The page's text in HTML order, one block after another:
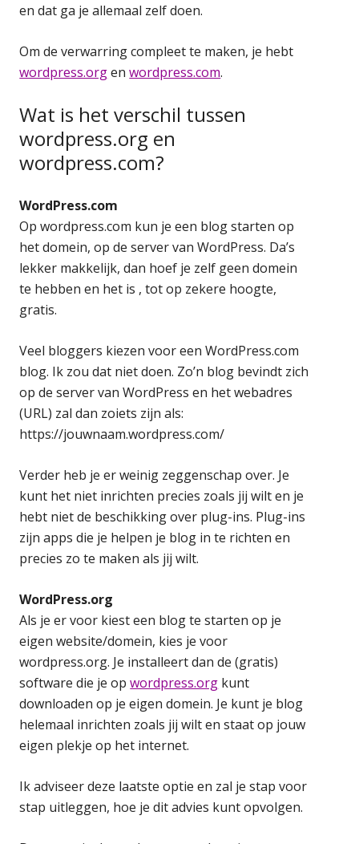
en dat ga je allemaal zelf doen.
Om de verwarring compleet te maken, je hebt
wordpress.orgenwordpress.com.
Wat is het verschil tussen
wordpress.org en
wordpress.com?
WordPress.com
Op wordpress.com kun je een blog starten op
het domein, op de server van WordPress. Da’s
lekker makkelijk, dan hoef je zelf geen domein
te hebben en het is , tot op zekere hoogte,
gratis.
Veel bloggers kiezen voor een WordPress.com
blog. Ik zou dat niet doen. Zo’n blog bevindt zich
op de server van WordPress en het webadres
(URL) zal dan zoiets zijn als:
https://jouwnaam.wordpress.com/
Verder heb je er weinig zeggenschap over. Je
kunt het niet inrichten precies zoals jij wilt en je
hebt niet de beschikking over plug-ins. Plug-ins
zijn apps die je helpen je blog in te richten en
precies zo te maken als jij wilt.
WordPress.org
Als je er voor kiest een blog te starten op je
eigen website/domein, kies je voor
wordpress.org. Je installeert dan de (gratis)
software die je opwordpress.org kunt
downloaden op je eigen domein. Je kunt je blog
helemaal inrichten zoals jij wilt en staat op jouw
eigen plekje op het internet.
Ik adviseer deze laatste optie en zal je stap voor
stap uitleggen, hoe je dit advies kunt opvolgen.